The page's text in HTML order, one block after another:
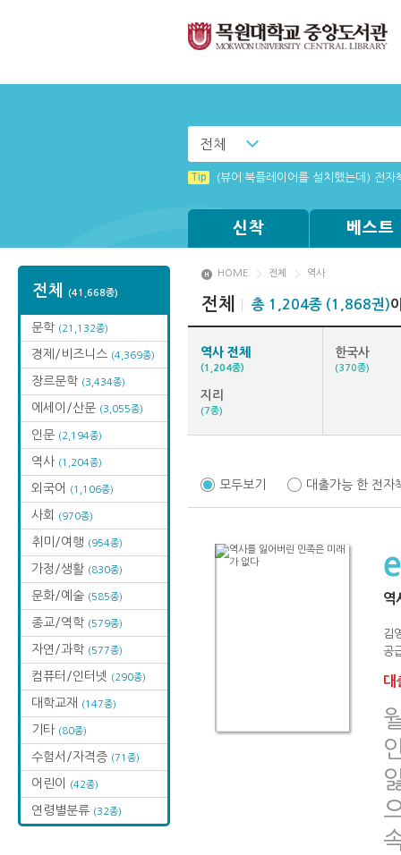
전체
Tip (뷰어:북플레이어를 설치했는데) 전자
신착 베스트
전체 (41,668종)
문학 (21,132종)
경제/비즈니스 (4,369종)
장르문학 (3,434종)
에세이/산문 (3,055종)
인문 (2,194종)
역사 (1,204종)
외국어 (1,106종)
사회 (970종)
취미/여행 (954종)
가정/생활 (830종)
문화/예술 (585종)
종교/역학 (579종)
자연/과학 (577종)
컴퓨터/인터넷 (290종)
대학교재 (147종)
기타 (80종)
수험서/자격증 (71종)
어린이 (42종)
연령별분류 (32종)
HOME 전체 역사
전체 총 1,204종 (1,868권)
역사 전체
(1,204종)
한국사
(370종)
지리
(7종)
모두보기 대출가능 한 전자
역
김
공
대